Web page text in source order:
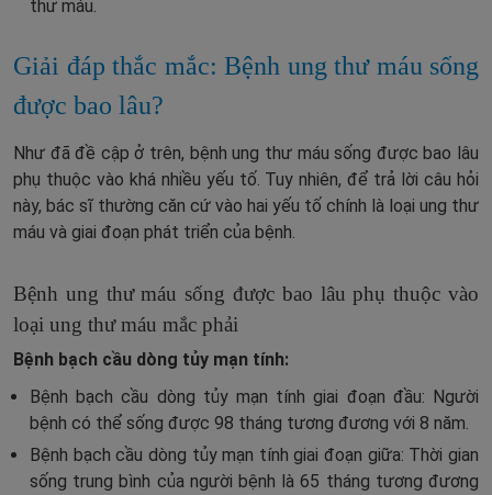
thư máu.
Giải đáp thắc mắc: Bệnh ung thư máu sống
được bao lâu?
Như đã đề cập ở trên, bệnh ung thư máu sống được bao lâu
phụ thuộc vào khá nhiều yếu tố. Tuy nhiên, để trả lời câu hỏi
này, bác sĩ thường căn cứ vào hai yếu tố chính là loại ung thư
máu và giai đoạn phát triển của bệnh.
Bệnh ung thư máu sống được bao lâu phụ thuộc vào
loại ung thư máu mắc phải
Bệnh bạch cầu dòng tủy mạn tính:
Bệnh bạch cầu dòng tủy mạn tính giai đoạn đầu: Người
bệnh có thể sống được 98 tháng tương đương với 8 năm.
Bệnh bạch cầu dòng tủy mạn tính giai đoạn giữa: Thời gian
sống trung bình của người bệnh là 65 tháng tương đương